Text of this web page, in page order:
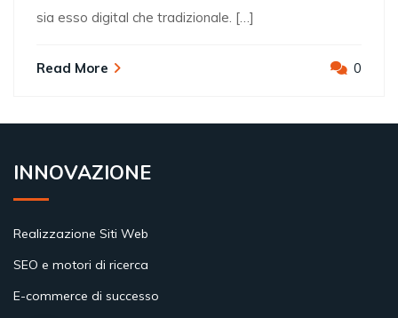
sia esso digital che tradizionale. […]
Read More 0
INNOVAZIONE
Realizzazione Siti Web
SEO e motori di ricerca
E-commerce di successo